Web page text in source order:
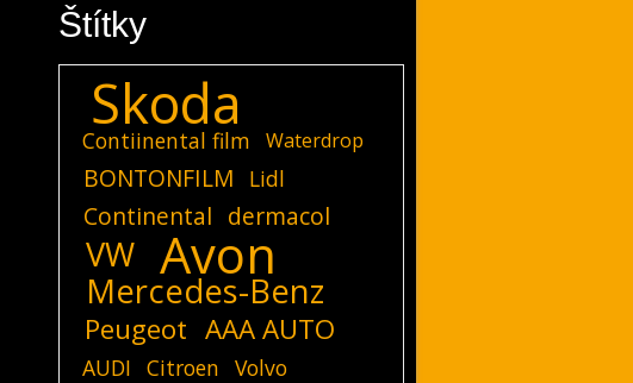
Štítky
Skoda
Contiinental film Waterdrop
BONTONFILM Lidl
Continental dermacol
VW Avon
Mercedes-Benz
Peugeot AAA AUTO
AUDI Citroen Volvo